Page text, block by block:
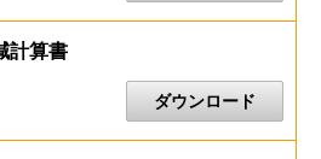
計算書
ダウンロード